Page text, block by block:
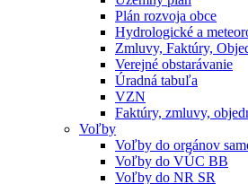
Plán rozvoja obce
Hydrologické a
Zmluvy, Faktúry,
Verejné obstarávanie
Úradná tabuľa
VZN
Faktúry, zmluvy,
Voľby
Voľby do orgánov
Voľby do VÚC BB
Voľby do NR SR